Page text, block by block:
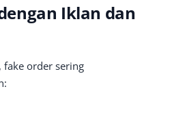
Iklan dan
fake order sering